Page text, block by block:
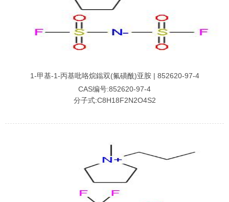
1-甲基-1-丙基吡咯烷鎓双(氟磺酰)亚胺 | 852620-97-4
CAS编号:852620-97-4
分子式:C8H18F2N2O4S2